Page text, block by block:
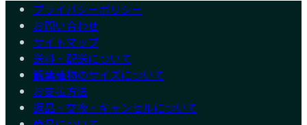
プライバシーポリシー
お問い合わせ
サイトマップ
送料・配送について
観葉植物のサイズについて
お支払方法
返品・交換・キャンセルについて